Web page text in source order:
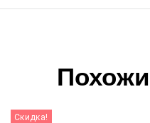
Скидка!